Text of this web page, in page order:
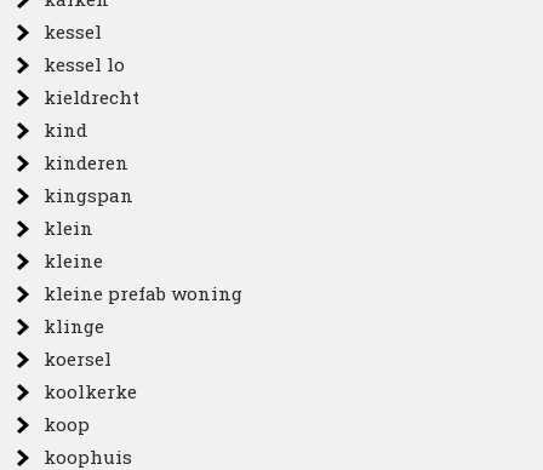
kessel
kessel lo
kieldrecht
kind
kinderen
kingspan
klein
kleine
kleine prefab woning
klinge
koersel
koolkerke
koop
koophuis